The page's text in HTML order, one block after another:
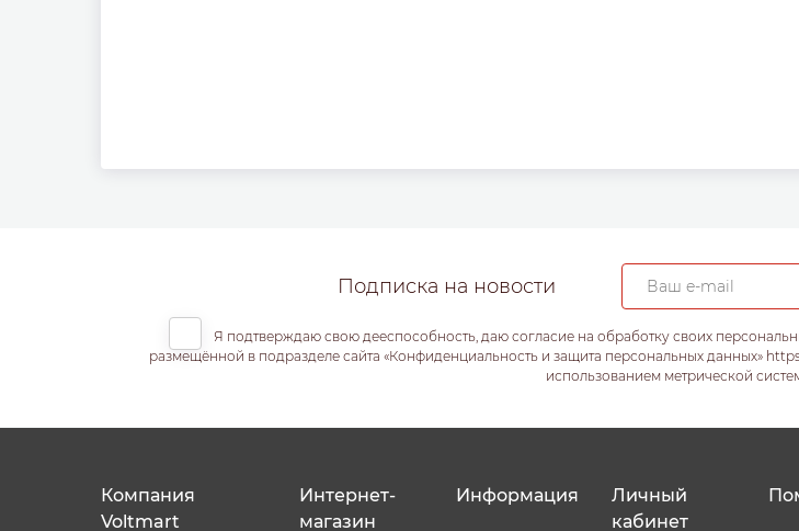
Подписка на новости
Я подтверждаю свою дееспособность, даю согласие на обработку своих
размещённой в подразделе сайта «Конфиденциальность и защита персональных данных»
использованием метрической
Компания
Voltmart
Интернет-
магазин
Информация
Личный
кабинет